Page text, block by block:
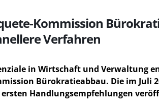
Kommission
Verfahren
in Wirtschaft und Verwaltung
Bürokratieabbau. Die im Juli
Handlungsempfehlungen